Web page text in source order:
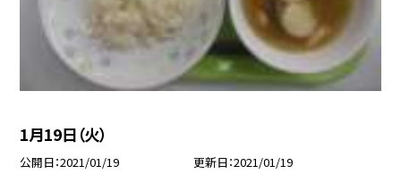
1月19日（火）
公開日 2021/01/19 更新日 2021/01/19